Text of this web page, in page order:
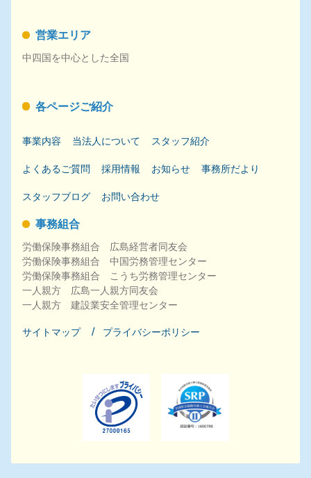
営業エリア
中四国を中心とした全国
各ページご紹介
事業内容 当法人について スタッフ紹介
よくあるご質問 採用情報 お知らせ 事務所だより
スタッフブログ お問い合わせ
事務組合
労働保険事務組合 広島経営者同友会
労働保険事務組合 中国労務管理センター
労働保険事務組合 こうち労務管理センター
一人親方 広島一人親方同友会
一人親方 建設業安全管理センター
サイトマップ プライバシーポリシー